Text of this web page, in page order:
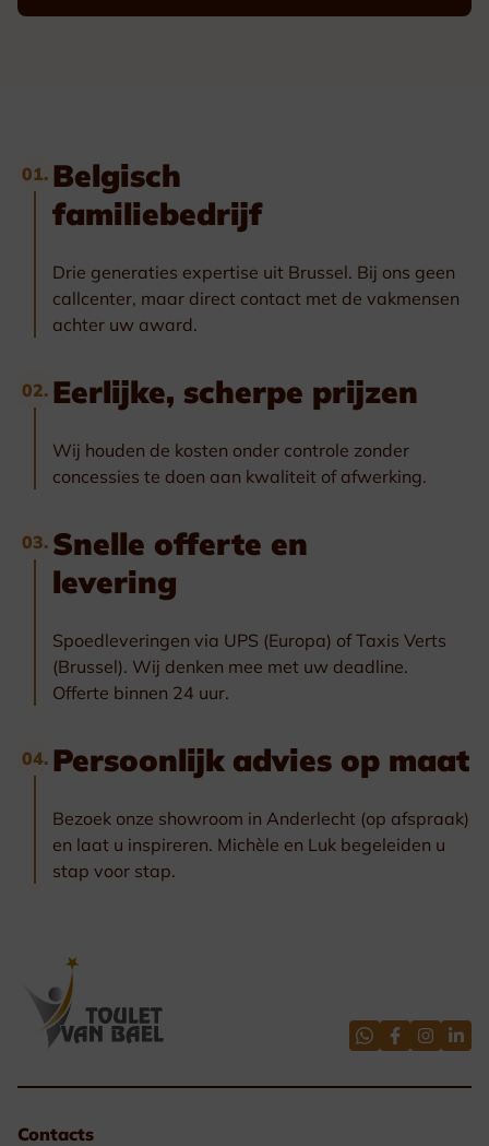
01. Belgisch
familiebedrijf
Drie generaties expertise uit Brussel. Bij ons geen
callcenter, maar direct contact met de vakmensen
achter uw award.
02. Eerlijke, scherpe prijzen
Wij houden de kosten onder controle zonder
concessies te doen aan kwaliteit of afwerking.
03. Snelle offerte en
levering
Spoedleveringen via UPS (Europa) of Taxis Verts
(Brussel). Wij denken mee met uw deadline.
Offerte binnen 24 uur.
04. Persoonlijk advies op maat
Bezoek onze showroom in Anderlecht (op afspraak)
en laat u inspireren. Michèle en Luk begeleiden u
stap voor stap.
Contacts